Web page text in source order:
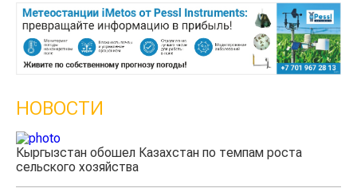
НОВОСТИ
Кыргызстан обошел Казахстан по темпам роста
сельского хозяйства